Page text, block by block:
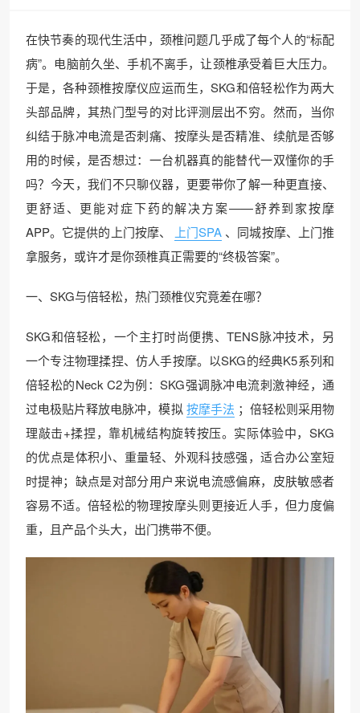
在快节奏的现代生活中，颈椎问题几乎成了每个人的“标配
病”。电脑前久坐、手机不离手，让颈椎承受着巨大压力。
于是，各种颈椎按摩仪应运而生，SKG和倍轻松作为两大
头部品牌，其热门型号的对比评测层出不穷。然而，当你
纠结于脉冲电流是否刺痛、按摩头是否精准、续航是否够
用的时候，是否想过：一台机器真的能替代一双懂你的手
吗？今天，我们不只聊仪器，更要带你了解一种更直接、
更舒适、更能对症下药的解决方案——舒养到家按摩
APP。它提供的上门按摩、
上门SPA 、同城按摩、上门推
拿服务，或许才是你颈椎真正需要的“终极答案”。
一、SKG与倍轻松，热门颈椎仪究竟差在哪？
SKG和倍轻松，一个主打时尚便携、TENS脉冲技术，另
一个专注物理揉捏、仿人手按摩。以SKG的经典K5系列和
倍轻松的Neck C2为例：SKG强调脉冲电流刺激神经，通
过电极贴片释放电脉冲，模拟 按摩手法 ；倍轻松则采用物
理敲击+揉捏，靠机械结构旋转按压。实际体验中，SKG
的优点是体积小、重量轻、外观科技感强，适合办公室短
时提神；缺点是对部分用户来说电流感偏麻，皮肤敏感者
容易不适。倍轻松的物理按摩头则更接近人手，但力度偏
重，且产品个头大，出门携带不便。